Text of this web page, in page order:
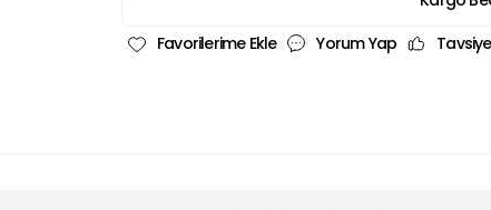
Yorum Yap